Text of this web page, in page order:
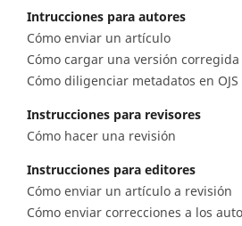
Intrucciones para autores
Cómo enviar un artículo
Cómo cargar una versión corregida
Cómo diligenciar metadatos en OJS
Instrucciones para revisores
Cómo hacer una revisión
Instrucciones para editores
Cómo enviar un artículo a revisión
Cómo enviar correcciones a los